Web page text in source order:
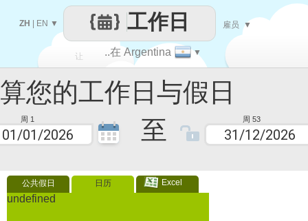
工作日与假日
周 1 至 周 53
公共假日 日历 Excel
undefined
让
每一天
..在 Argentina ▼
工作日
ZH EN ▼ 雇员 ▼